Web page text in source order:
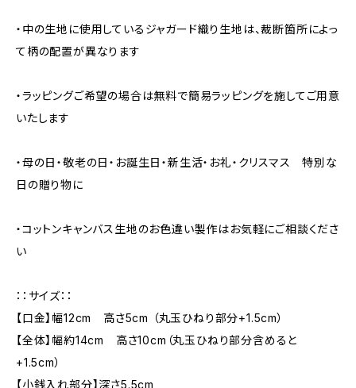
・中の生地に使用しているジャガード織り生地は、裁断箇所によっ
て柄の配置が異なります
・ラッピングご希望の場合は無料で簡易ラッピングを施してご用意
いたします
・母の日・敬老の日・お誕生日・新生活・お礼・クリスマス 特別な
日の贈り物に
・コットンキャンバス生地のお色違い製作はお気軽にご相談くださ
い
：：サイズ：：
【口金】幅12cm 高さ5cm （丸玉ひねり部分+1.5cm）
【全体】幅約14cm 高さ10cm（丸玉ひねり部分含めると
+1.5cm）
【小銭入れ部分】深さ5.5cm